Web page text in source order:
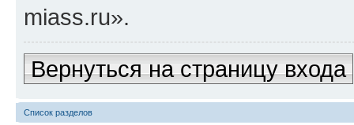
miass.ru».
Вернуться на страницу входа
Список разделов